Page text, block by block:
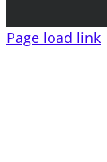
Page load link